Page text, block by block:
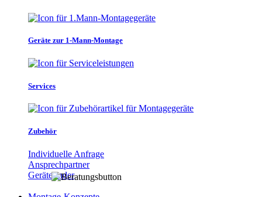
Geräte zur 1-Mann-Montage
Services
Zubehör
Individuelle Anfrage
Ansprechpartner
Gerätefinder